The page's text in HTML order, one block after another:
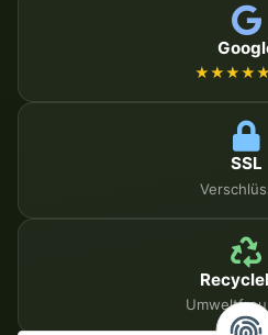
★★★★★
SSL